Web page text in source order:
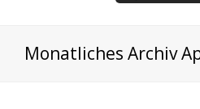
Monatliches Archiv